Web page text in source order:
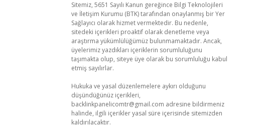
Sitemiz, 5651 Sayılı Kanun gereğince Bilgi Teknolojileri
ve İletişim Kurumu (BTK) tarafından onaylanmış bir Yer
Sağlayıcı olarak hizmet vermektedir. Bu nedenle,
sitedeki içerikleri proaktif olarak denetleme veya
araştırma yükümlülüğümüz bulunmamaktadır. Ancak,
üyelerimiz yazdıkları içeriklerin sorumluluğunu
taşımakta olup, siteye üye olarak bu sorumluluğu kabul
etmiş sayılırlar.
Hukuka ve yasal düzenlemelere aykırı olduğunu
düşündüğünüz içerikleri,
backlinkpanelicomtr@gmail.com adresine bildirmeniz
halinde, ilgili içerikler yasal süre içerisinde sitemizden
kaldırılacaktır.